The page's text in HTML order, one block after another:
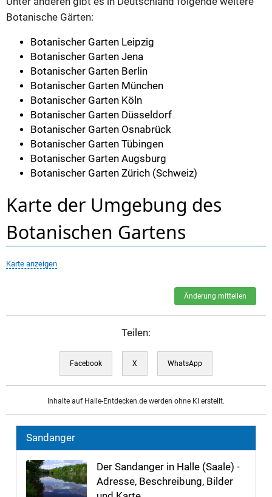
Botanische Gärten:
Botanischer Garten Leipzig
Botanischer Garten Jena
Botanischer Garten Berlin
Botanischer Garten München
Botanischer Garten Köln
Botanischer Garten Düsseldorf
Botanischer Garten Osnabrück
Botanischer Garten Tübingen
Botanischer Garten Augsburg
Botanischer Garten Zürich (Schweiz)
Karte der Umgebung des
Botanischen Gartens
Karte anzeigen
Änderung mitteilen
Teilen:
Facebook X WhatsApp
Inhalte auf Halle-Entdecken.de werden ohne KI erstellt.
Sandanger
Der Sandanger in Halle (Saale) -
Adresse, Beschreibung, Bilder